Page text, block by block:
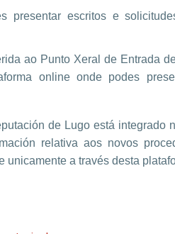
presentar escritos e
ao Punto Xeral de Entrada
online onde podes
de Lugo está integrado
relativa aos novos
a través desta